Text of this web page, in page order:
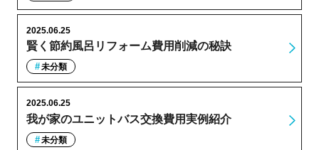
賢く節約風呂リフォーム費用削減の秘訣
2025.06.25
未分類
我が家のユニットバス交換費用実例紹介
2025.06.25
未分類